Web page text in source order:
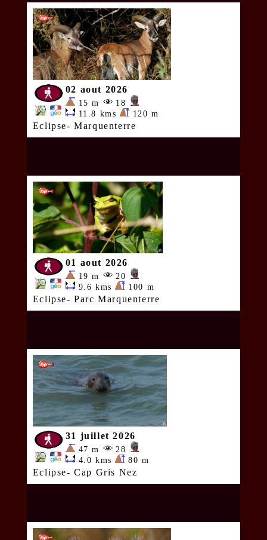
02 aout 2026
15 m
18
11.8 kms
120 m
Eclipse- Marquenterre
01 aout 2026
19 m
20
9.6 kms
100 m
Eclipse- Parc Marquenterre
31 juillet 2026
47 m
28
4.0 kms
80 m
Eclipse- Cap Gris Nez